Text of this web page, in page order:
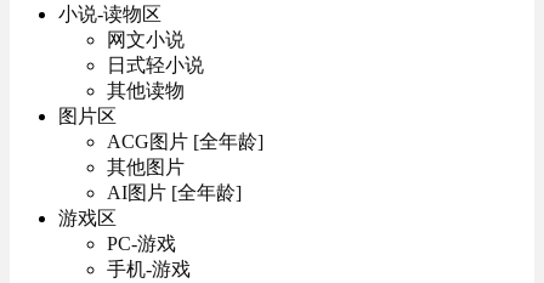
小说-读物区
网文小说
日式轻小说
其他读物
图片区
ACG图片 [全年龄]
其他图片
AI图片 [全年龄]
游戏区
PC-游戏
手机-游戏